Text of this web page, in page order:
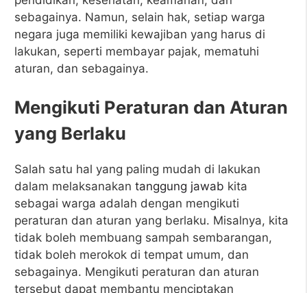
sebagainya. Namun, selain hak, setiap warga
negara juga memiliki kewajiban yang harus di
lakukan, seperti membayar pajak, mematuhi
aturan, dan sebagainya.
Mengikuti Peraturan dan Aturan
yang Berlaku
Salah satu hal yang paling mudah di lakukan
dalam melaksanakan tanggung jawab kita
sebagai warga adalah dengan mengikuti
peraturan dan aturan yang berlaku. Misalnya, kita
tidak boleh membuang sampah sembarangan,
tidak boleh merokok di tempat umum, dan
sebagainya. Mengikuti peraturan dan aturan
tersebut dapat membantu menciptakan